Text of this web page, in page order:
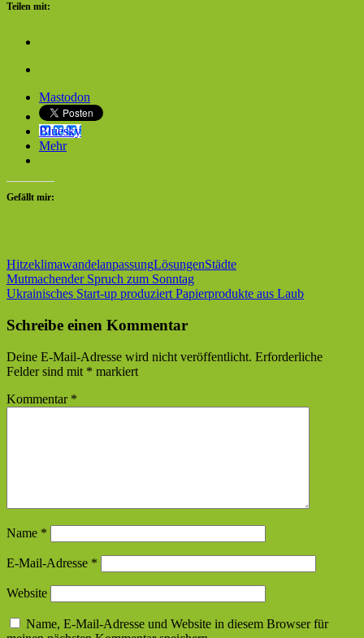
Teilen mit:
Mastodon
Bluesky
Mehr
Gefällt mir:
HitzeklimawandelanpassungLösungenStädte
Beitragsnavigation
Vorheriger
Beitrag:
Mutmachender Spruch zum Sonntag
Nächster
Ukrainisches Start-up produziert Papierprodukte aus Laub
Schreibe einen Kommentar
Deine E-Mail-Adresse wird nicht veröffentlicht. Erforderliche
Felder sind mit * markiert
Kommentar *
Name *
E-Mail-Adresse *
Website
Name, E-Mail-Adresse und Website in diesem Browser für